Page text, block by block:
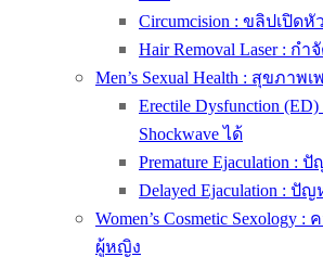
Circumcision : ขลิปเปิด
Hair Removal Laser :
Men’s Sexual Health : สุขภา
Erectile Dysfunction
Shockwave ได้
Premature Ejaculation :
Delayed Ejaculation : ปั
Women’s Cosmetic
ผู้หญิง